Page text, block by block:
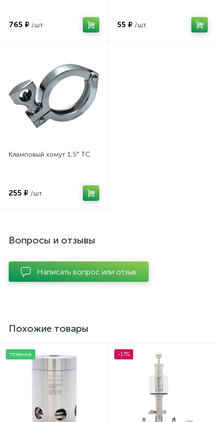
765 ₽ /шт. 55 ₽ /шт.
Кламповый хомут 1,5″ TC
255 ₽ /шт.
Вопросы и отзывы
Написать вопрос или отзыв
Похожие товары
Новинка -17%